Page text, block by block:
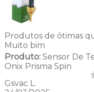
Produtos de ótimas
Muito bim
Produto:Sensor De
Onix Prisma Spin
Gsvac L.